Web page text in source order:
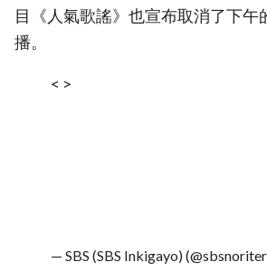
目《人氣歌謠》也宣布取消了下午
播。
< >
— SBS (SBS Inkigayo)